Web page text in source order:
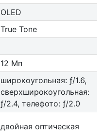
OLED
True Tone
12 Мп
широкоугольная: ƒ/1.6,
сверхшироко­угольная:
ƒ/2.4, телефото: ƒ/2.0
двойная оптическая